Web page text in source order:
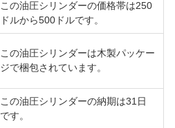
この油圧シリンダーの価格帯は250
ドルから500ドルです。
この油圧シリンダーは木製パッケー
ジで梱包されています。
この油圧シリンダーの納期は31日
です。